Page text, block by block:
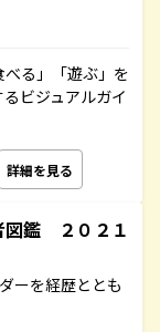
る」「遊ぶ」を
ビジュアルガイ
詳細を見る
鑑 ２０２１
ーを経歴ととも